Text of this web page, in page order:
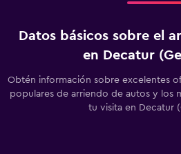
Datos básicos sobre el
en Decatur
Obtén información sobre excelentes
populares de arriendo de autos y los
tu visita en Decatur